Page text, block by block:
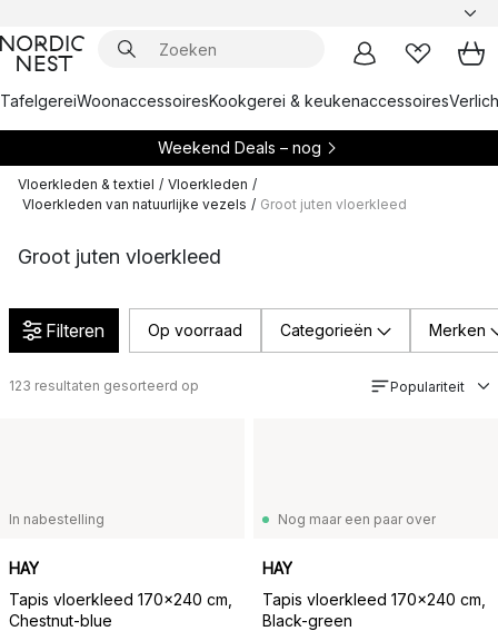
TafelgereiWoonaccessoiresKookgerei & keukenaccessoires
Weekend Deals – nog
Vloerkleden & textiel / Vloerkleden /
Vloerkleden van natuurlijke vezels / Groot juten vloerkleed
Groot juten vloerkleed
Filteren Op voorraad Categorieën Merken
123 resultaten gesorteerd op Populariteit
In nabestelling
HAY
Tapis vloerkleed 170x240 cm,
Chestnut-blue
Nog maar een paar over
HAY
Tapis vloerkleed 170x240 cm,
Black-green